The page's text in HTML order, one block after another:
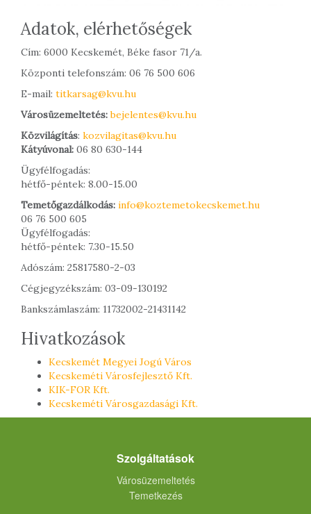
Adatok, elérhetőségek
Cím: 6000 Kecskemét, Béke fasor 71/a.
Központi telefonszám: 06 76 500 606
E-mail: titkarsag@kvu.hu
Városüzemeltetés:bejelentes@kvu.hu
Közvilágítás: kozvilagitas@kvu.hu
Kátyúvonal: 06 80 630-144
Ügyfélfogadás:
hétfő-péntek: 8.00-15.00
Temetőgazdálkodás: info@koztemetokecskemet.hu
06 76 500 605
Ügyfélfogadás:
hétfő-péntek: 7.30-15.50
Adószám: 25817580-2-03
Cégjegyzékszám: 03-09-130192
Bankszámlaszám: 11732002-21431142
Hivatkozások
Kecskemét Megyei Jogú Város
Kecskeméti Városfejlesztő Kft.
KIK-FOR Kft.
Kecskeméti Városgazdasági Kft.
Szolgáltatások
Városüzemeltetés
Temetkezés